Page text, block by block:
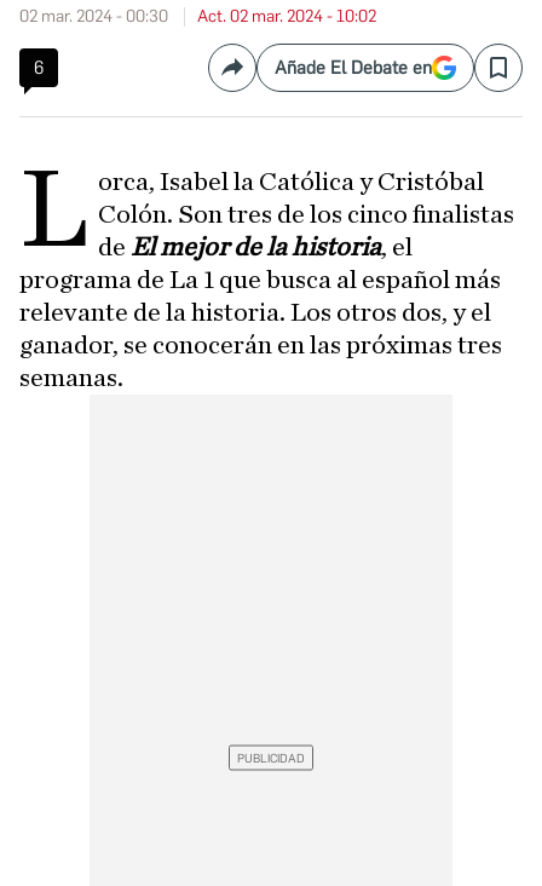
02 mar. 2024 - 00:30 Act. 02 mar. 2024 - 10:02
6 CompartirAñade El Debate en Save
L orca, Isabel la Católica y Cristóbal
Colón. Son tres de los cinco finalistas
de El mejor de la historia, el
programa de La 1 que busca al español más
relevante de la historia. Los otros dos, y el
ganador, se conocerán en las próximas tres
semanas.